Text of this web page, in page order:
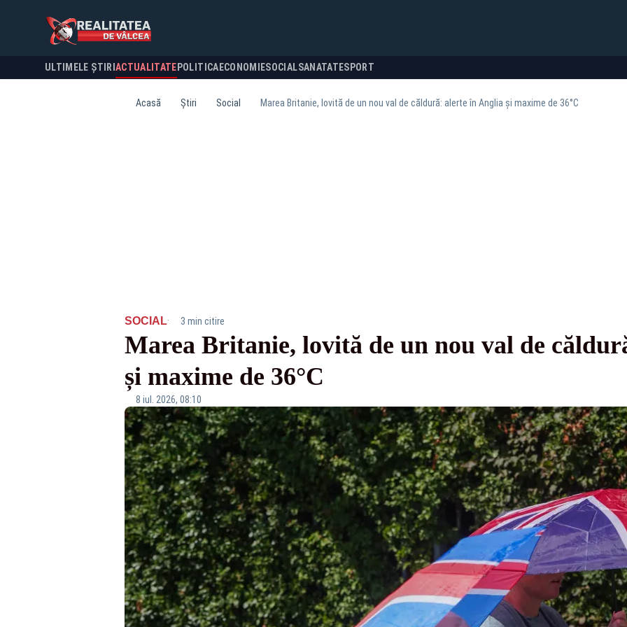
ULTIMELE ȘTIRI ACTUALITATE POLITICA ECONOMIESOCIALSANATATESPORT
Acasă Știri Social Marea Britanie, lovită de un nou val de căldură: alerte în Anglia și maxime de 36°C
SOCIAL· 3 min citire
Marea Britanie, lovită de un nou val de
și maxime de 36°C
8 iul. 2026, 08:10